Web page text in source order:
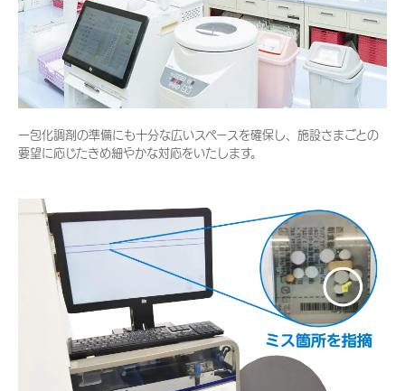
一包化調剤の準備にも十分な広いスペースを確保し、施設さまごとの
要望に応じたきめ細やかな対応をいたします。